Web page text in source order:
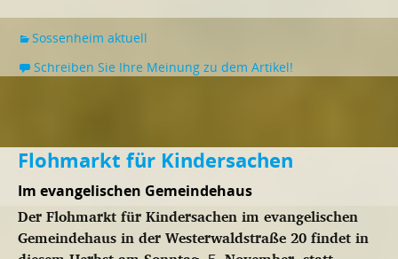
Sossenheim aktuell
Schreiben Sie Ihre Meinung zu dem Artikel!
Flohmarkt für Kindersachen
Im evangelischen Gemeindehaus
Der Flohmarkt für Kindersachen im evangelischen
Gemeindehaus in der Westerwaldstraße 20 findet in